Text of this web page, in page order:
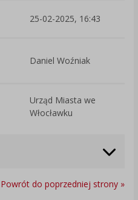
25-02-2025, 16:43
Daniel Woźniak
Urząd Miasta we
Włocławku
Powrót do poprzedniej strony »